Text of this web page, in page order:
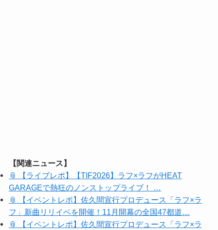
【関連ニュース】
📎 【ライブレポ】【TIF2026】ラフ×ラフがHEAT
GARAGEで熱狂のノンストップライブ！ …
📎 【イベントレポ】佐久間宣行プロデュース「ラフ×ラ
フ」新曲リリイベを開催！11月開幕の全国47都道…
📎 【イベントレポ】佐久間宣行プロデュース「ラフ×ラ